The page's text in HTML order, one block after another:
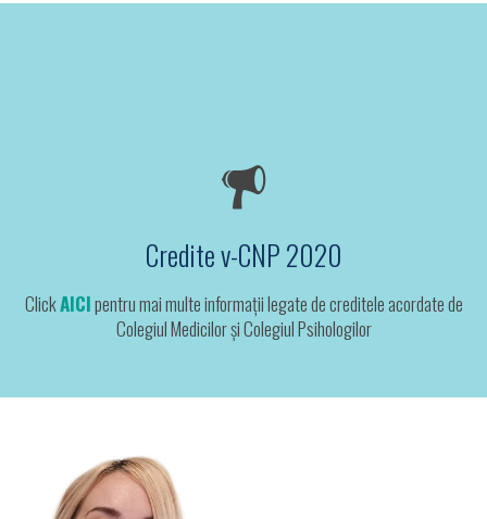
Credite v-CNP 2020
ClickAICIpentru mai multe informații legate de creditele acordate de
Colegiul Medicilor și Colegiul Psihologilor